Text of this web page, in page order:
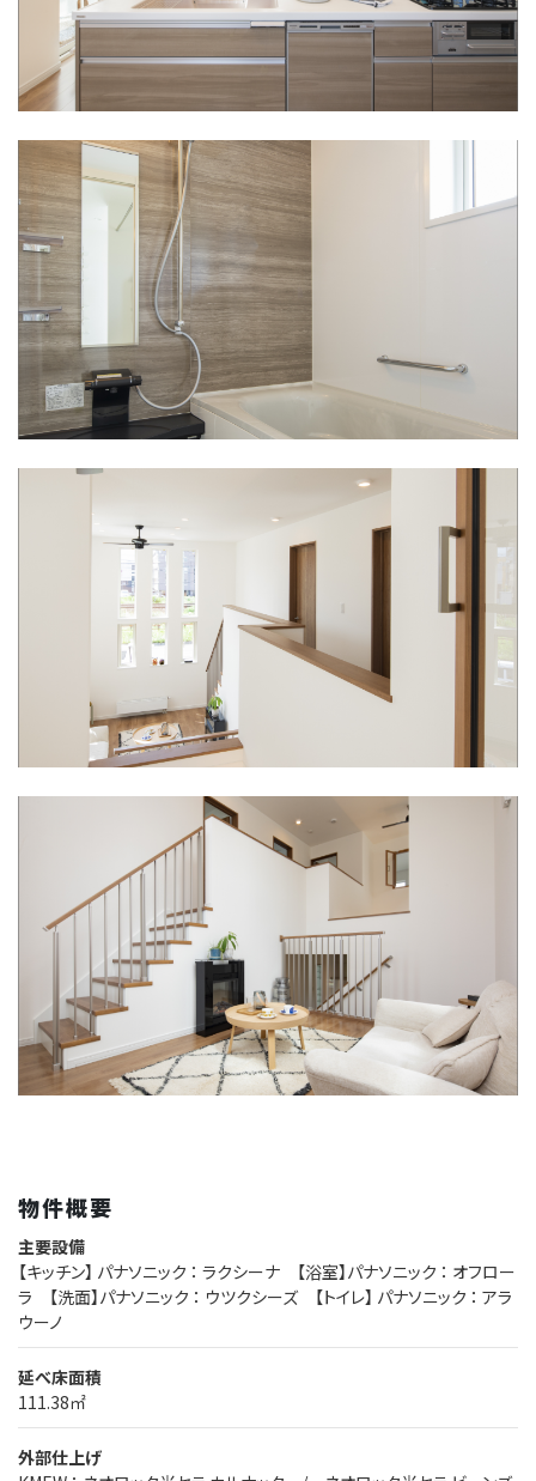
物件概要
主要設備
【キッチン】 パナソニック ： ラクシーナ 【浴室】パナソニック ： オフロー
ラ 【洗面】パナソニック ： ウツクシーズ 【トイレ】 パナソニック ： アラ
ウーノ
延べ床面積
111.38㎡
外部仕上げ